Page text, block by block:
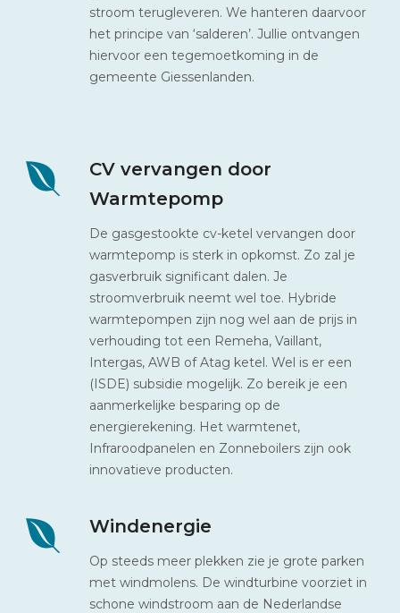
stroom terugleveren. We hanteren daarvoor
het principe van ‘salderen’. Jullie ontvangen
hiervoor een tegemoetkoming in de
gemeente Giessenlanden.
CV vervangen door
Warmtepomp
De gasgestookte cv-ketel vervangen door
warmtepomp is sterk in opkomst. Zo zal je
gasverbruik significant dalen. Je
stroomverbruik neemt wel toe. Hybride
warmtepompen zijn nog wel aan de prijs in
verhouding tot een Remeha, Vaillant,
Intergas, AWB of Atag ketel. Wel is er een
(ISDE) subsidie mogelijk. Zo bereik je een
aanmerkelijke besparing op de
energierekening. Het warmtenet,
Infraroodpanelen en Zonneboilers zijn ook
innovatieve producten.
Windenergie
Op steeds meer plekken zie je grote parken
met windmolens. De windturbine voorziet in
schone windstroom aan de Nederlandse